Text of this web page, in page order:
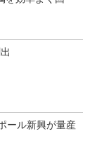
ール新興が量産